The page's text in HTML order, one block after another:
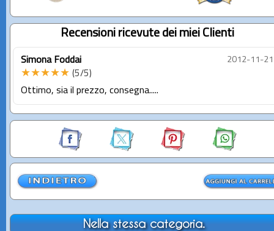
Recensioni ricevute dei miei Clienti
Simona Foddai 2012-11-21
★★★★★ (5/5)
Ottimo, sia il prezzo, consegna.....
Nella stessa categoria.